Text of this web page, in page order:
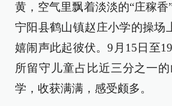
黄，空气里飘着淡淡的“庄稼
宁阳县鹤山镇赵庄小学的操场
嬉闹声此起彼伏。9月15日至
所留守儿童占比近三分之一
学，收获满满，感受颇多。